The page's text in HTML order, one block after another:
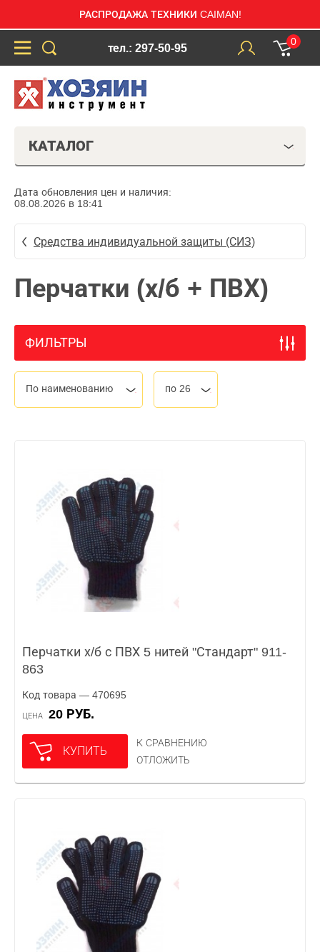
РАСПРОДАЖА ТЕХНИКИ CAIMAN!
тел.: 297-50-95
0
КАТАЛОГ
Дата обновления цен и наличия:
08.08.2026 в 18:41
Средства индивидуальной защиты (СИЗ)
Перчатки (х/б + ПВХ)
ФИЛЬТРЫ
По наименованию по 26
Перчатки х/б с ПВХ 5 нитей "Стандарт" 911-
863
Код товара — 470695
ЦЕНА 20 РУБ.
КУПИТЬ
К СРАВНЕНИЮ
ОТЛОЖИТЬ